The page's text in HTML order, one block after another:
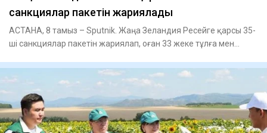
санкциялар пакетін жариялады
АСТАНА, 8 тамыз – Sputnik. Жаңа Зеландия Ресейге қарсы 35-
ші санкциялар пакетін жариялап, оған 33 жеке тұлға мен